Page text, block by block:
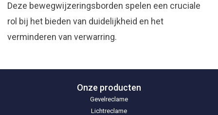
Deze bewegwijzeringsborden spelen een cruciale
rol bij het bieden van duidelijkheid en het
verminderen van verwarring.
Onze producten
Gevelreclame
Lichtreclame